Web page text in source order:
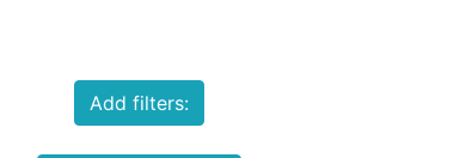
Add filters: